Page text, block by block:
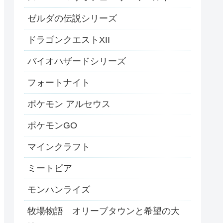
ゼルダの伝説シリーズ
ドラゴンクエストXII
バイオハザードシリーズ
フォートナイト
ポケモン アルセウス
ポケモンGO
マインクラフト
ミートピア
モンハンライズ
牧場物語 オリーブタウンと希望の大